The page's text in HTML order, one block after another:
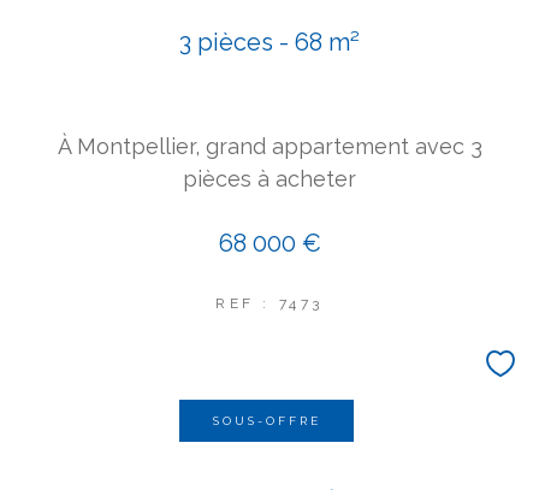
3 pièces - 68 m²
À Montpellier, grand appartement avec 3
pièces à acheter
68 000 €
REF : 7473
SOUS-OFFRE